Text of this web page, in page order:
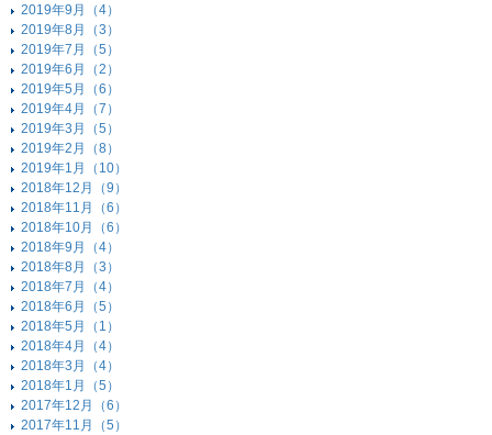
2019年9月（4）
2019年8月（3）
2019年7月（5）
2019年6月（2）
2019年5月（6）
2019年4月（7）
2019年3月（5）
2019年2月（8）
2019年1月（10）
2018年12月（9）
2018年11月（6）
2018年10月（6）
2018年9月（4）
2018年8月（3）
2018年7月（4）
2018年6月（5）
2018年5月（1）
2018年4月（4）
2018年3月（4）
2018年1月（5）
2017年12月（6）
2017年11月（5）